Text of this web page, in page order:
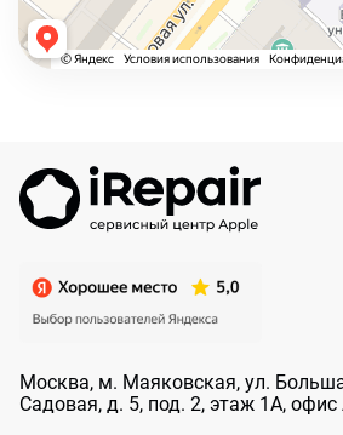
Москва, м. Маяковская, ул.
Садовая, д. 5, под. 2, этаж 1А, офис